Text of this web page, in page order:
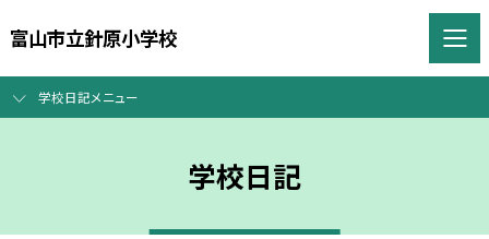
富山市立針原小学校
学校日記メニュー
学校日記